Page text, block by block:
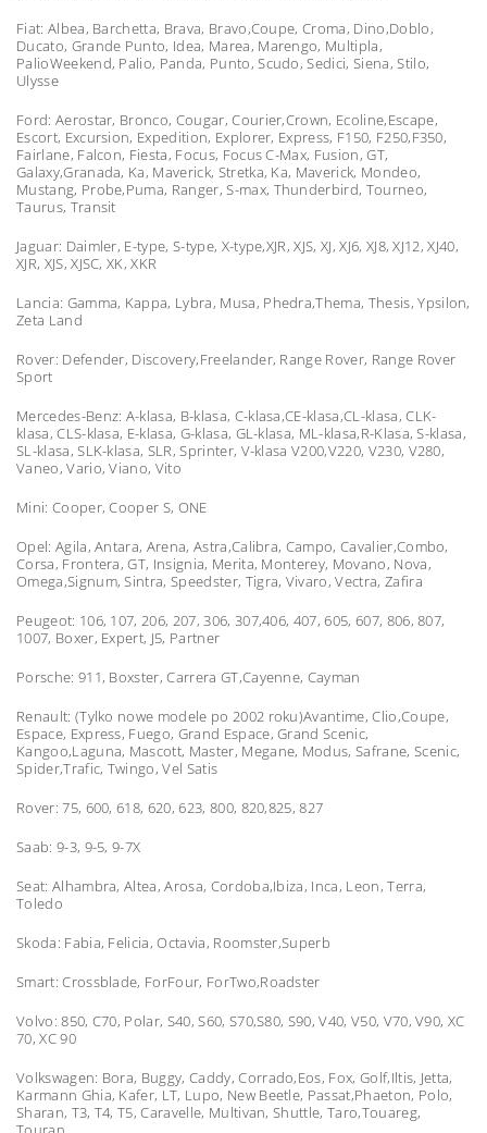
Fiat: Albea, Barchetta, Brava, Bravo,Coupe, Croma, Dino,Doblo,
Ducato, Grande Punto, Idea, Marea, Marengo, Multipla,
PalioWeekend, Palio, Panda, Punto, Scudo, Sedici, Siena, Stilo,
Ulysse
Ford: Aerostar, Bronco, Cougar, Courier,Crown, Ecoline,Escape,
Escort, Excursion, Expedition, Explorer, Express, F150, F250,F350,
Fairlane, Falcon, Fiesta, Focus, Focus C-Max, Fusion, GT,
Galaxy,Granada, Ka, Maverick, Stretka, Ka, Maverick, Mondeo,
Mustang, Probe,Puma, Ranger, S-max, Thunderbird, Tourneo,
Taurus, Transit
Jaguar: Daimler, E-type, S-type, X-type,XJR, XJS, XJ, XJ6, XJ8, XJ12, XJ40,
XJR, XJS, XJSC, XK, XKR
Lancia: Gamma, Kappa, Lybra, Musa, Phedra,Thema, Thesis, Ypsilon,
Zeta Land
Rover: Defender, Discovery,Freelander, Range Rover, Range Rover
Sport
Mercedes-Benz: A-klasa, B-klasa, C-klasa,CE-klasa,CL-klasa, CLK-
klasa, CLS-klasa, E-klasa, G-klasa, GL-klasa, ML-klasa,R-Klasa, S-klasa,
SL-klasa, SLK-klasa, SLR, Sprinter, V-klasa V200,V220, V230, V280,
Vaneo, Vario, Viano, Vito
Mini: Cooper, Cooper S, ONE
Opel: Agila, Antara, Arena, Astra,Calibra, Campo, Cavalier,Combo,
Corsa, Frontera, GT, Insignia, Merita, Monterey, Movano, Nova,
Omega,Signum, Sintra, Speedster, Tigra, Vivaro, Vectra, Zafira
Peugeot: 106, 107, 206, 207, 306, 307,406, 407, 605, 607, 806, 807,
1007, Boxer, Expert, J5, Partner
Porsche: 911, Boxster, Carrera GT,Cayenne, Cayman
Renault: (Tylko nowe modele po 2002 roku)Avantime, Clio,Coupe,
Espace, Express, Fuego, Grand Espace, Grand Scenic,
Kangoo,Laguna, Mascott, Master, Megane, Modus, Safrane, Scenic,
Spider,Trafic, Twingo, Vel Satis
Rover: 75, 600, 618, 620, 623, 800, 820,825, 827
Saab: 9-3, 9-5, 9-7X
Seat: Alhambra, Altea, Arosa, Cordoba,Ibiza, Inca, Leon, Terra,
Toledo
Skoda: Fabia, Felicia, Octavia, Roomster,Superb
Smart: Crossblade, ForFour, ForTwo,Roadster
Volvo: 850, C70, Polar, S40, S60, S70,S80, S90, V40, V50, V70, V90, XC
70, XC 90
Volkswagen: Bora, Buggy, Caddy, Corrado,Eos, Fox, Golf,Iltis, Jetta,
Karmann Ghia, Kafer, LT, Lupo, New Beetle, Passat,Phaeton, Polo,
Sharan, T3, T4, T5, Caravelle, Multivan, Shuttle, Taro,Touareg,